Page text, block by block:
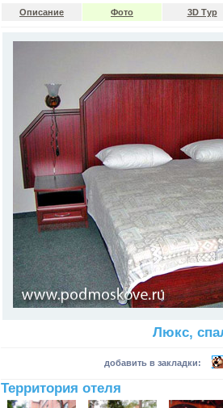
Описание Фото 3D Тур
Люкс,
добавить в закладки:
Территория отеля